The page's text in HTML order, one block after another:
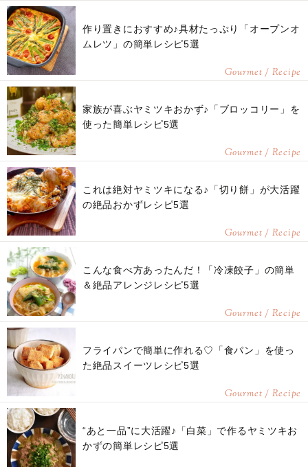
作り置きにおすすめ♪具材たっぷり「オープンオ
ムレツ」の簡単レシピ5選
Gourmet / Recipe
家族が喜ぶヤミツキおかず♪「ブロッコリー」を
使った簡単レシピ5選
Gourmet / Recipe
これは絶対ヤミツキになる♪「切り餅」が大活躍
の絶品おかずレシピ5選
Gourmet / Recipe
こんな食べ方あったんだ！「冷凍餃子」の簡単
＆絶品アレンジレシピ5選
Gourmet / Recipe
フライパンで簡単に作れる♡「食パン」を使っ
た絶品スイーツレシピ5選
Gourmet / Recipe
“あと一品”に大活躍♪「白菜」で作るヤミツキお
かずの簡単レシピ5選